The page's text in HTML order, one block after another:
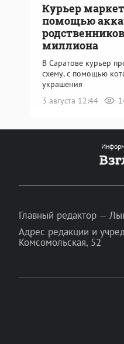
Курьер
помощью
миллиона
В Саратове курьер
схему, с помощью
украшения
3 августа 12:44
Главный редактор —
Адрес редакции и
Комсомольская, 52